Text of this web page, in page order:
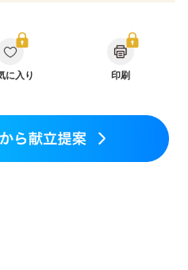
病性腎症（第２期）
（ステージ１）
テージ３a）
中の方など
（初期）
）
に入り 印刷